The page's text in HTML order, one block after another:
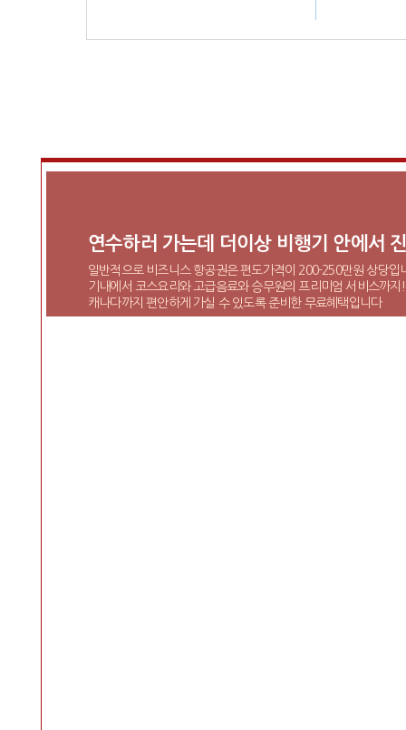
연수하러 가는데 더이상 비행기 안에서
일반적으로 비즈니스 항공권은 편도가격이 200-250만원 상당입
기내에서 코스요리와 고급음료와 승무원의 프리미엄 서비스까지
캐나다까지 편안하게 가실 수 있도록 준비한 무료혜택입니다